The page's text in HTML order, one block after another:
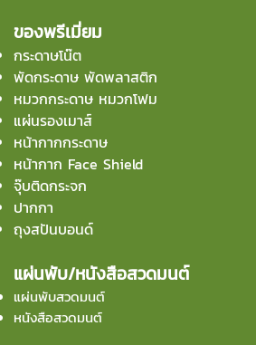
ของพรีเมี่ยม
กระดาษโน๊ต
พัดกระดาษ พัดพลาสติก
หมวกกระดาษ หมวกโฟม
แผ่นรองเมาส์
หน้ากากกระดาษ
หน้ากาก Face Shield
จุ๊บติดกระจก
ปากกา
ถุงสปันบอนด์
แผ่นพับ/หนังสือสวดมนต์
แผ่นพับสวดมนต์
หนังสือสวดมนต์